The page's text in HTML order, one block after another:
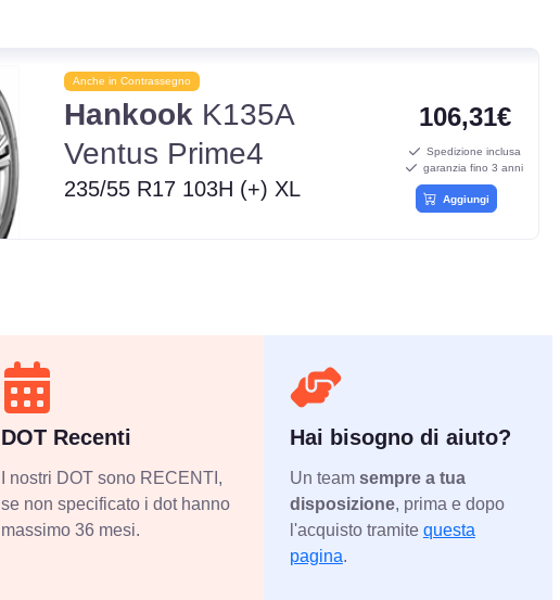
Anche in Contrassegno
Hankook K135A
Ventus Prime4
235/55 R17 103H (+) XL
106,31€
Spedizione inclusa
garanzia fino 3 anni
Aggiungi
DOT Recenti
I nostri DOT sono RECENTI,
se non specificato i dot hanno
massimo 36 mesi.
Hai bisogno di aiuto?
Un team sempre a tua
disposizione, prima e dopo
l'acquisto tramite questa
pagina.